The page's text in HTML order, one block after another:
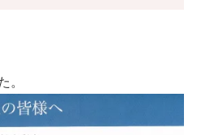
。